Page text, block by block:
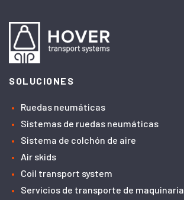
SOLUCIONES
Ruedas neumáticas
Sistemas de ruedas neumáticas
Sistema de colchón de aire
Air skids
Coil transport system
Servicios de transporte de maquinaria